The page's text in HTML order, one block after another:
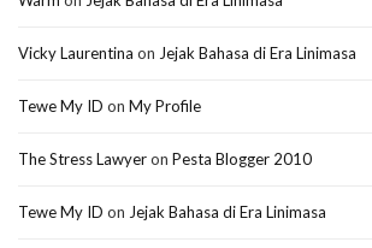
Vicky Laurentina on Jejak Bahasa di Era Linimasa
Tewe My ID on My Profile
The Stress Lawyeron Pesta Blogger 2010
Tewe My ID on Jejak Bahasa di Era Linimasa